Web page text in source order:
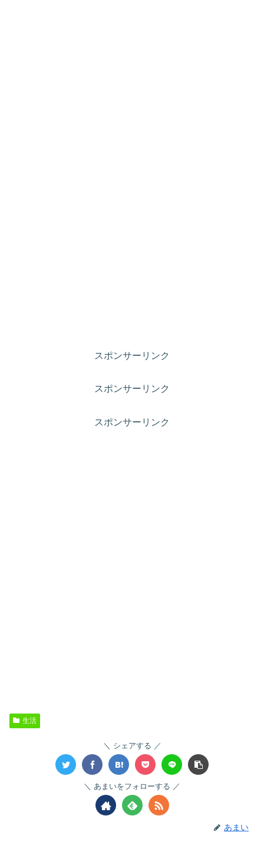
スポンサーリンク
スポンサーリンク
スポンサーリンク
生活
シェアする
あまいをフォローする
あまい